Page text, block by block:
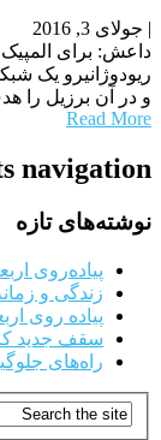
| جولای 3, 2016
ریودوژانیرو یک
و در آن برزیل را
Read More
navigation
نوشته‌های تازه
پیاده‌روی
زندگی و
پیاده روی
سقف جدید
راه‌های